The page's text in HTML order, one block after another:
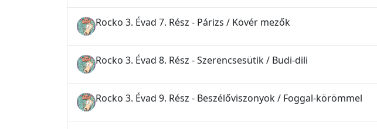
Rocko 3. Évad 7. Rész - Párizs / Kövér mezők
Rocko 3. Évad 8. Rész - Szerencsesütik / Budi-dili
Rocko 3. Évad 9. Rész - Beszélőviszonyok / Foggal-körömmel